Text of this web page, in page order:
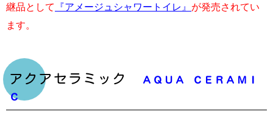
継品として 『アメージュシャワートイレ』 が発売されてい
ます。
アクアセラミック
ＡＱＵＡ ＣＥＲＡＭＩ
Ｃ